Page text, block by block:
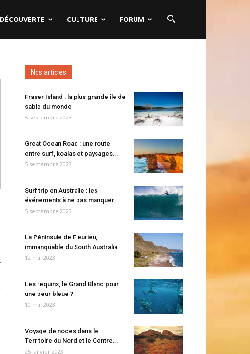
DÉCOUVERTE CULTURE FORUM
Nos articles
Fraser Island : la plus grande île de
sable du monde
5 septembre 2023
Great Ocean Road : une route
entre surf, koalas et paysages...
5 septembre 2023
Surf trip en Australie : les
événements à ne pas manquer
5 septembre 2023
La Péninsule de Fleurieu,
immanquable du South Australia
12 mai 2023
Les requins, le Grand Blanc pour
une peur bleue ?
10 mai 2023
Voyage de noces dans le
Territoire du Nord et le Centre...
25 janvier 2023